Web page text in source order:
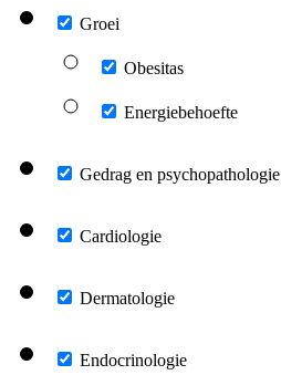
Groei
Obesitas
Energiebehoefte
Gedrag en psychopathologie
Cardiologie
Dermatologie
Endocrinologie